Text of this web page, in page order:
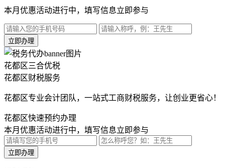
本月优惠活动进行中，填写信息立即参与
立即办理
花都区三合优税
花都区财税服务
花都区专业会计团队，一站式工商财税服务，让创业更省心！
花都区快速预约办理
本月优惠活动进行中，填写信息立即参与
立即办理